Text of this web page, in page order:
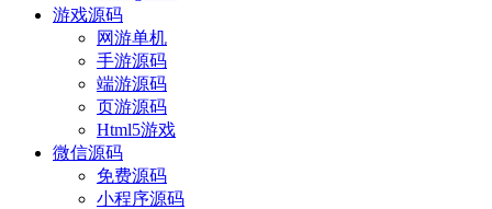
游戏源码
网游单机
手游源码
端游源码
页游源码
Html5游戏
微信源码
免费源码
小程序源码